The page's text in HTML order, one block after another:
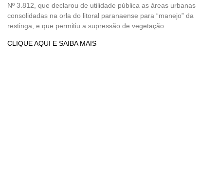
Nº 3.812, que declarou de utilidade pública as áreas urbanas
consolidadas na orla do litoral paranaense para “manejo” da
restinga, e que permitiu a supressão de vegetação
CLIQUE AQUI E SAIBA MAIS